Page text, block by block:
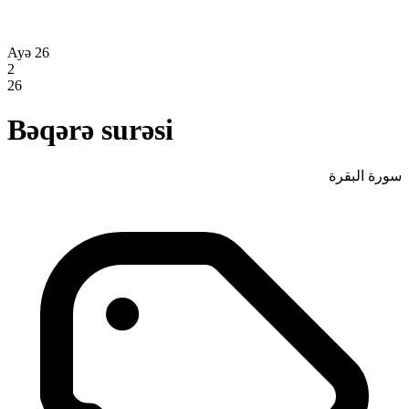
Ayə 26
2
26
Bəqərə surəsi
سورة البقرة